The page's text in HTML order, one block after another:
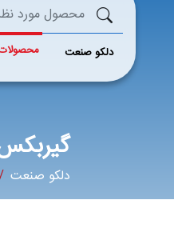
دلکو صنعت
دلکو صنعت